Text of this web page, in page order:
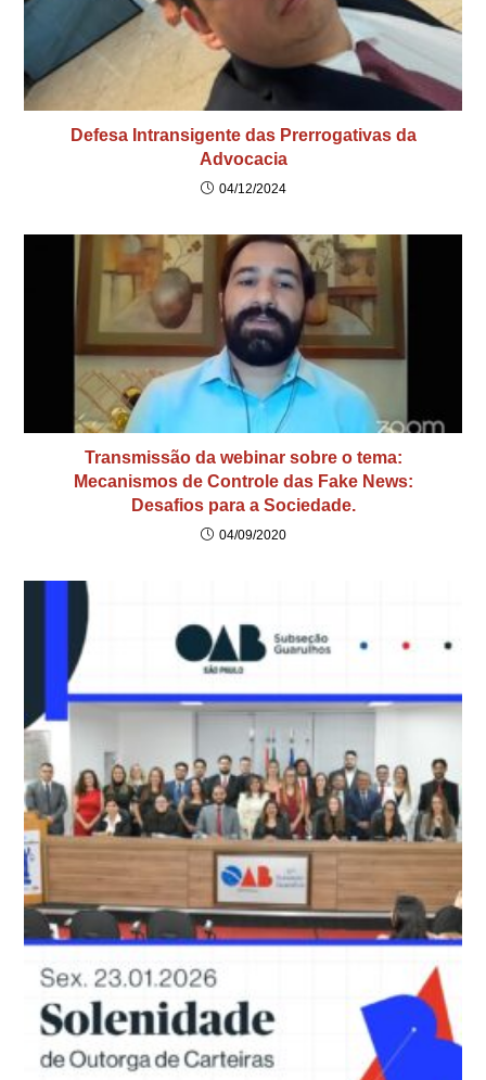
Defesa Intransigente das Prerrogativas da
Advocacia
04/12/2024
Transmissão da webinar sobre o tema:
Mecanismos de Controle das Fake News:
Desafios para a Sociedade.
04/09/2020